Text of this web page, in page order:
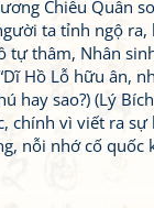
Chiêu Quân
ta tỉnh ngộ ra,
tự thâm, Nhân
Hồ Lỗ hữu ân,
hay sao?) (Lý
chính vì viết ra sự
nỗi nhớ cố quốc